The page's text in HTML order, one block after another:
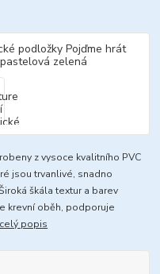
z vysoce kvalitního PVC
jsou trvanlivé, snadno
škála textur a barev
krevní oběh, podporuje
celý popis